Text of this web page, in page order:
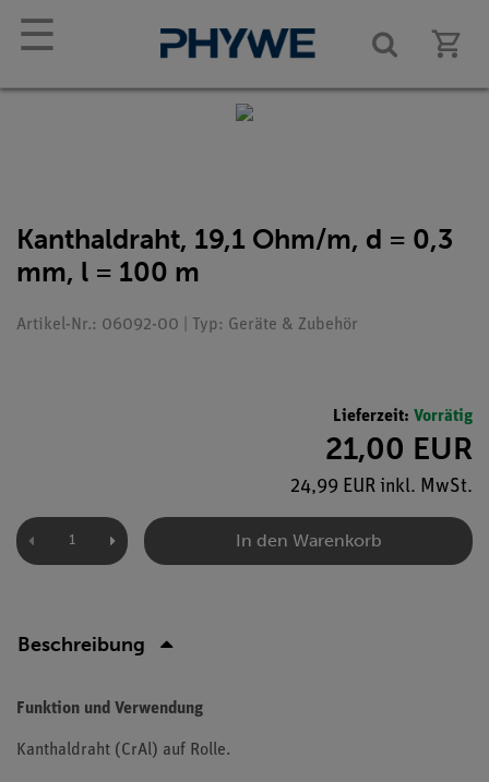
☰
Kanthaldraht, 19,1 Ohm/m, d = 0,3
mm, l = 100 m
Artikel-Nr.: 06092-00 | Typ: Geräte & Zubehör
Lieferzeit: Vorrätig
21,00 EUR
24,99 EUR inkl. MwSt.
In den Warenkorb
Beschreibung
Funktion und Verwendung
Kanthaldraht (CrAl) auf Rolle.